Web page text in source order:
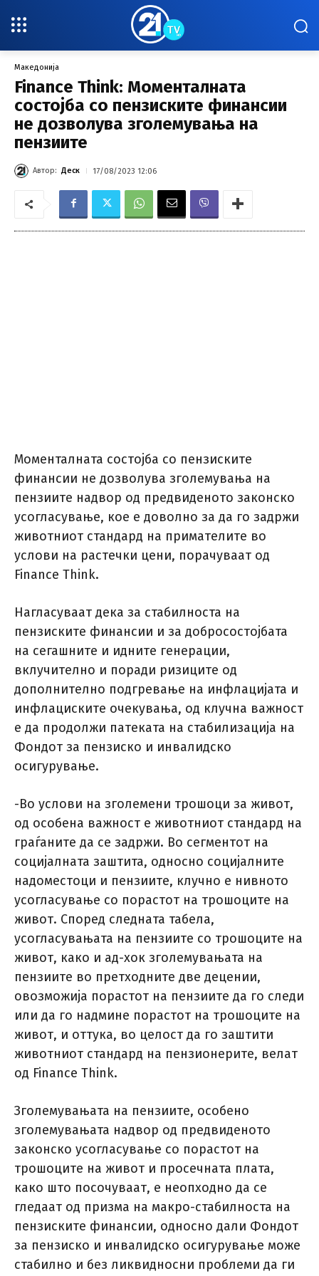
Македонија
Finance Think: Моменталната
состојба со пензиските финансии
не дозволува зголемувања на
пензиите
Автор: Деск 17/08/2023 12:06
Моменталната состојба со пензиските
финансии не дозволува зголемувања на
пензиите надвор од предвиденото законско
усогласување, кое е доволно за да го задржи
животниот стандард на примателите во
услови на растечки цени, порачуваат од
Finance Think.
Нагласуваат дека за стабилноста на
пензиските финансии и за добросостојбата
на сегашните и идните генерации,
вклучително и поради ризиците од
дополнително подгревање на инфлацијата и
инфлациските очекувања, од клучна важност
е да продолжи патеката на стабилизација на
Фондот за пензиско и инвалидско
осигурување.
-Во услови на зголемени трошоци за живот,
од особена важност е животниот стандард на
граѓаните да се задржи. Во сегментот на
социјалната заштита, односно социјалните
надоместоци и пензиите, клучно е нивното
усогласување со порастот на трошоците на
живот. Според следната табела,
усогласувањата на пензиите со трошоците на
живот, како и ад-хок зголемувањата на
пензиите во претходните две децении,
овозможија порастот на пензиите да го следи
или да го надмине порастот на трошоците на
живот, и оттука, во целост да го заштити
животниот стандард на пензионерите, велат
од Finance Think.
Зголемувањата на пензиите, особено
зголемувањата надвор од предвиденото
законско усогласување со порастот на
трошоците на живот и просечната плата,
како што посочуваат, е неопходно да се
гледаат од призма на макро-стабилноста на
пензиските финансии, односно дали Фондот
за пензиско и инвалидско осигурување може
стабилно и без ликвидносни проблеми да ги